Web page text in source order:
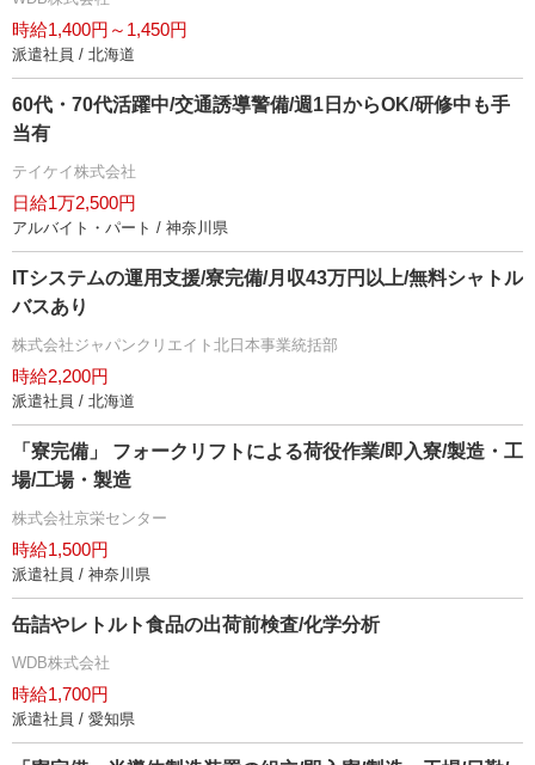
時給1,400円～1,450円
派遣社員 / 北海道
60代・70代活躍中/交通誘導警備/週1日からOK/研修中も手
当有
テイケイ株式会社
日給1万2,500円
アルバイト・パート / 神奈川県
ITシステムの運用支援/寮完備/月収43万円以上/無料シャトル
バスあり
株式会社ジャパンクリエイト北日本事業統括部
時給2,200円
派遣社員 / 北海道
「寮完備」 フォークリフトによる荷役作業/即入寮/製造・工
場/工場・製造
株式会社京栄センター
時給1,500円
派遣社員 / 神奈川県
缶詰やレトルト食品の出荷前検査/化学分析
WDB株式会社
時給1,700円
派遣社員 / 愛知県